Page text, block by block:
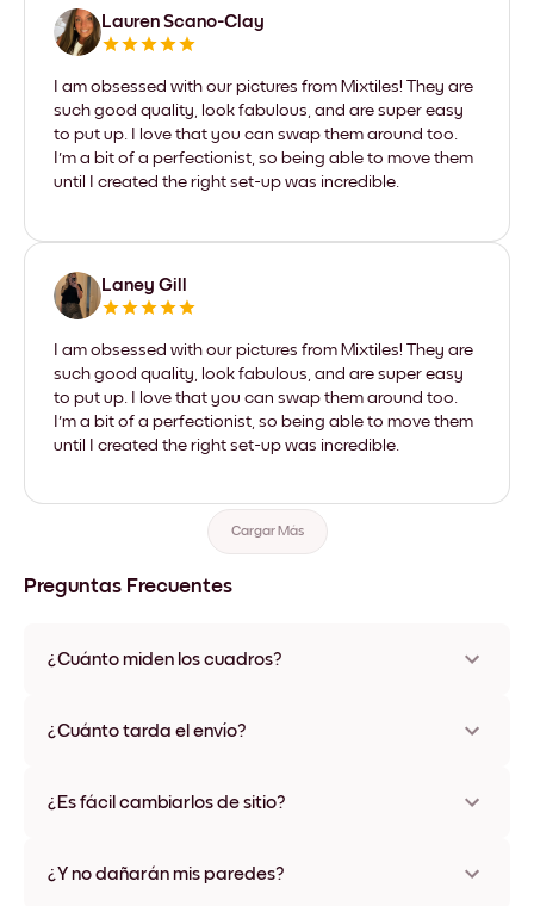
Lauren Scano-Clay
I am obsessed with our pictures from Mixtiles! They are
such good quality, look fabulous, and are super easy
to put up. I love that you can swap them around too.
I'm a bit of a perfectionist, so being able to move them
until I created the right set-up was incredible.
Laney Gill
I am obsessed with our pictures from Mixtiles! They are
such good quality, look fabulous, and are super easy
to put up. I love that you can swap them around too.
I'm a bit of a perfectionist, so being able to move them
until I created the right set-up was incredible.
Cargar Más
Preguntas Frecuentes
¿Cuánto miden los cuadros?
varios materiales y colores de marco, incluidas opciones sin
¿Cuánto tarda el envío?
disponibles en algunos países. Te enviaremos un número de
¿Es fácil cambiarlos de sitio?
ningún daño
¿Y no dañarán mis paredes?